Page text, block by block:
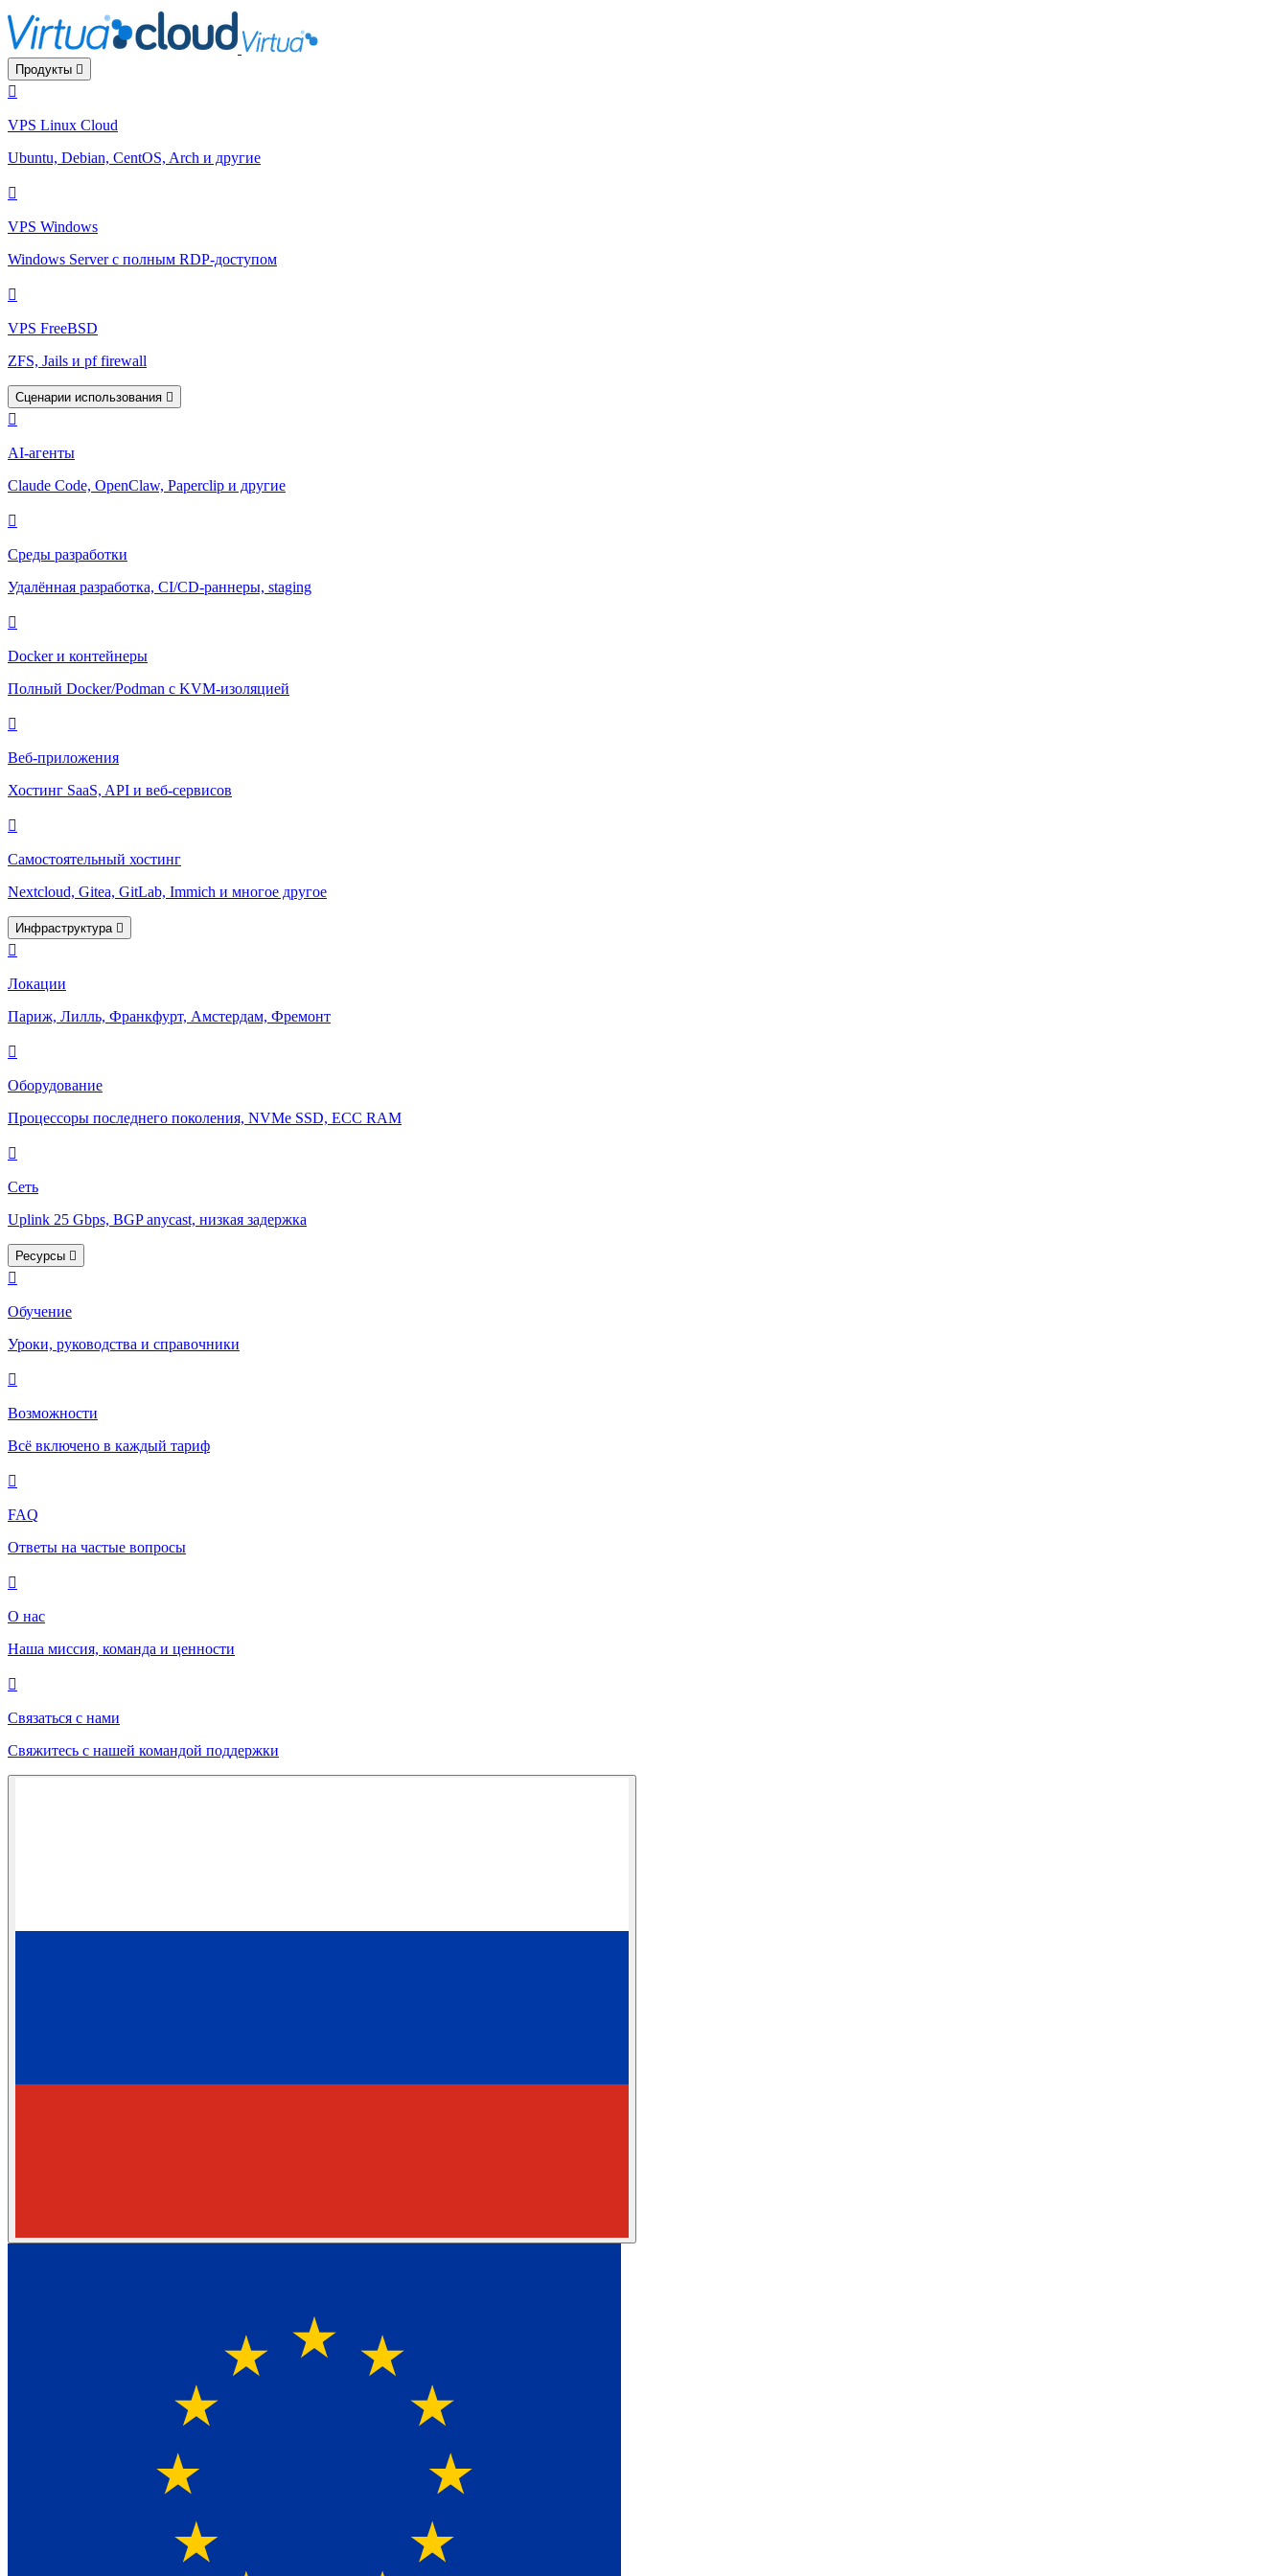
Продукты
VPS Linux Cloud
Ubuntu, Debian, CentOS, Arch и другие
VPS Windows
Windows Server с полным RDP-доступом
VPS FreeBSD
ZFS, Jails и pf firewall
Сценарии использования
AI-агенты
Claude Code, OpenClaw, Paperclip и другие
Среды разработки
Удалённая разработка, CI/CD-раннеры, staging
Docker и контейнеры
Полный Docker/Podman с KVM-изоляцией
Веб-приложения
Хостинг SaaS, API и веб-сервисов
Самостоятельный хостинг
Nextcloud, Gitea, GitLab, Immich и многое другое
Инфраструктура
Локации
Париж, Лилль, Франкфурт, Амстердам, Фремонт
Оборудование
Процессоры последнего поколения, NVMe SSD, ECC RAM
Сеть
Uplink 25 Gbps, BGP anycast, низкая задержка
Ресурсы
Обучение
Уроки, руководства и справочники
Возможности
Всё включено в каждый тариф
FAQ
Ответы на частые вопросы
О нас
Наша миссия, команда и ценности
Связаться с нами
Свяжитесь с нашей командой поддержки